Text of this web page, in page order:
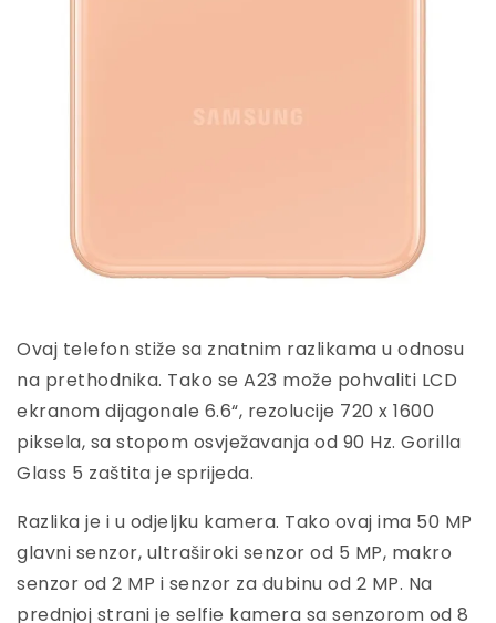
Ovaj telefon stiže sa znatnim razlikama u odnosu
na prethodnika. Tako se A23 može pohvaliti LCD
ekranom dijagonale 6.6“, rezolucije 720 x 1600
piksela, sa stopom osvježavanja od 90 Hz. Gorilla
Glass 5 zaštita je sprijeda.
Razlika je i u odjeljku kamera. Tako ovaj ima 50 MP
glavni senzor, ultraširoki senzor od 5 MP, makro
senzor od 2 MP i senzor za dubinu od 2 MP. Na
prednjoj strani je selfie kamera sa senzorom od 8